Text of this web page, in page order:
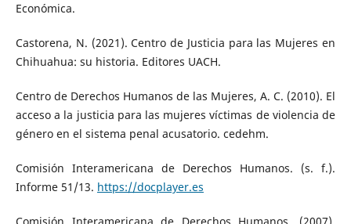
Económica.
Castorena, N. (2021). Centro de Justicia para las Mujeres en
Chihuahua: su historia. Editores UACH.
Centro de Derechos Humanos de las Mujeres, A. C. (2010). El
acceso a la justicia para las mujeres víctimas de violencia de
género en el sistema penal acusatorio. cedehm.
Comisión Interamericana de Derechos Humanos. (s. f.).
Informe 51/13. https://docplayer.es